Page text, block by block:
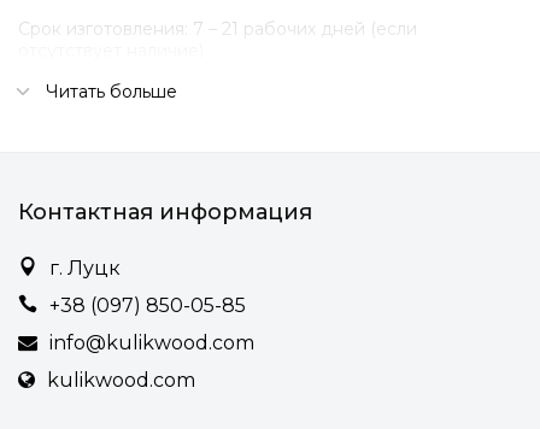
Срок изготовления: 7 – 21 рабочих дней (если
Подробности:
велюр)
• Мягкая часть на замках, позволяющая ее разобрать и
постирать.
Читать больше
Контактная информация
г. Луцк
+38 (097) 850-05-85
info@kulikwood.com
kulikwood.com